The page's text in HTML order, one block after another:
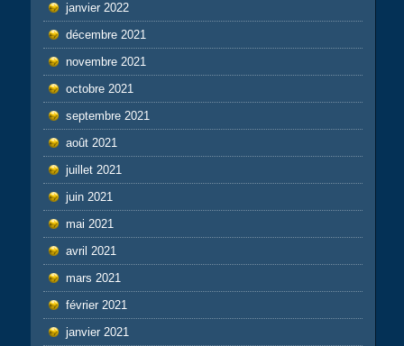
janvier 2022
décembre 2021
novembre 2021
octobre 2021
septembre 2021
août 2021
juillet 2021
juin 2021
mai 2021
avril 2021
mars 2021
février 2021
janvier 2021